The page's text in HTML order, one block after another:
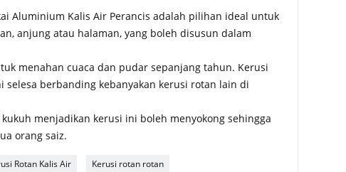
Aluminium Kalis Air Perancis adalah pilihan ideal untuk
anjung atau halaman, yang boleh disusun dalam
menahan cuaca dan pudar sepanjang tahun. Kerusi
selesa berbanding kebanyakan kerusi rotan lain di
menjadikan kerusi ini boleh menyokong sehingga
orang saiz.
Rotan Kalis Air Kerusi rotan rotan